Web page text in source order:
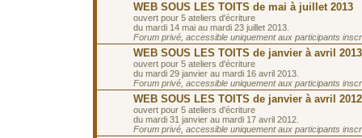
WEB SOUS LES TOITS de mai à juillet 2013
ouvert pour 5 ateliers d'écriture
du mardi 14 mai au mardi 23 juillet 2013.
Forum privé, accessible uniquement aux participants
WEB SOUS LES TOITS de janvier à avril 2013
ouvert pour 5 ateliers d'écriture
du mardi 29 janvier au mardi 16 avril 2013.
Forum privé, accessible uniquement aux participants
WEB SOUS LES TOITS de janvier à avril 2012
ouvert pour 5 ateliers d'écriture
du mardi 31 janvier au mardi 17 avril 2012.
Forum privé, accessible uniquement aux participants